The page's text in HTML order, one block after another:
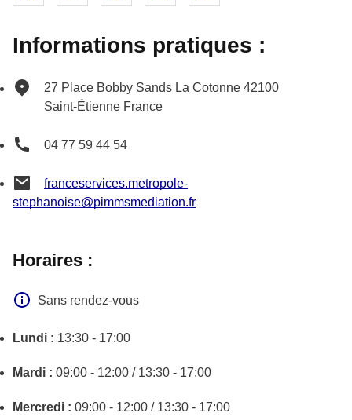
Informations pratiques :
27 Place Bobby Sands La Cotonne 42100
Saint-Étienne France
04 77 59 44 54
franceservices.metropole-
stephanoise@pimmsmediation.fr
Horaires :
Sans rendez-vous
Lundi : 13:30 - 17:00
Mardi : 09:00 - 12:00 / 13:30 - 17:00
Mercredi : 09:00 - 12:00 / 13:30 - 17:00